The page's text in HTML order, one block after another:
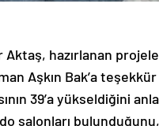
hazırlanan
Aşkın Bak’a
39’a yükseldiğini
salonları